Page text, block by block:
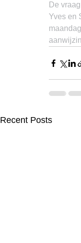
De
Yves en
Recent Posts